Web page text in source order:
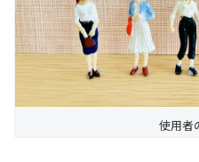
使用者